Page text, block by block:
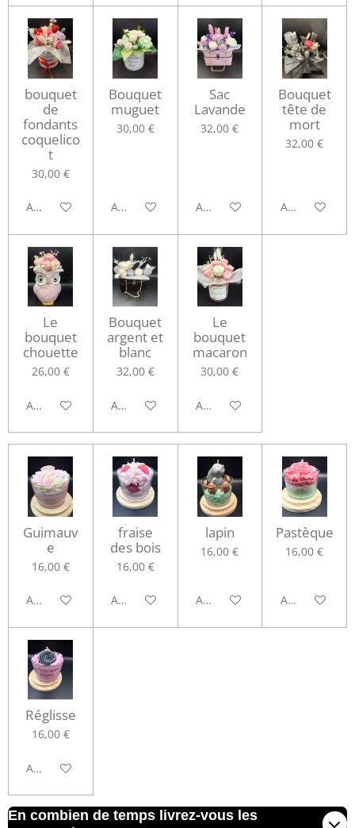
bouquet
de
fondants
coquelico
t
30,00 €
Ajouter au panier
Bouquet
muguet
30,00 €
Ajouter au panier
Sac
Lavande
32,00 €
Ajouter au panier
Bouquet
tête de
mort
32,00 €
Ajouter au
Le
bouquet
chouette
26,00 €
Ajouter au panier
Bouquet
argent et
blanc
32,00 €
Ajouter au panier
Le
bouquet
macaron
30,00 €
Ajouter au panier
Guimauv
e
16,00 €
Ajouter au panier
fraise
des bois
16,00 €
Ajouter au panier
lapin
16,00 €
Ajouter au panier
Pastèque
16,00 €
Ajouter au
Réglisse
16,00 €
Ajouter au panier
En combien de temps livrez-vous les